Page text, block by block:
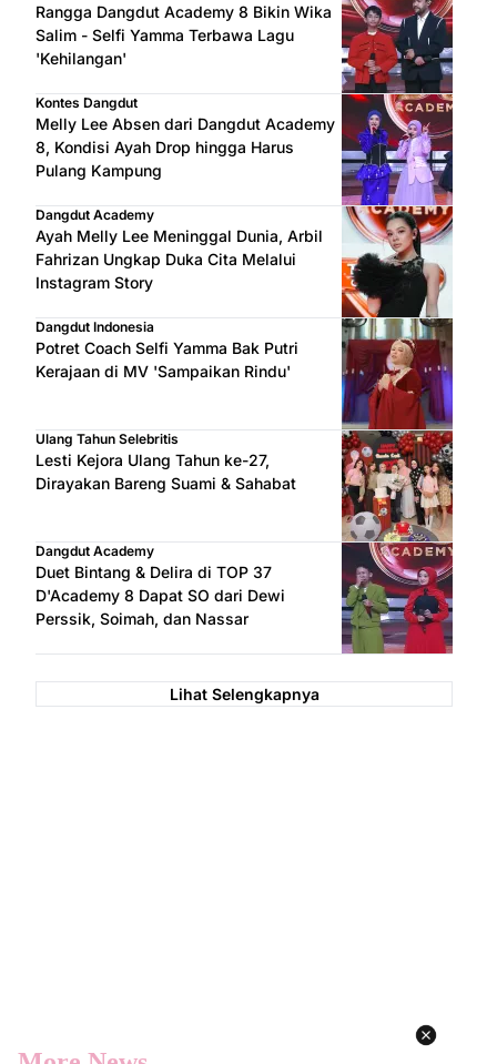
Rangga Dangdut Academy 8 Bikin Wika
Salim - Selfi Yamma Terbawa Lagu
'Kehilangan'
Kontes Dangdut
Melly Lee Absen dari Dangdut Academy
8, Kondisi Ayah Drop hingga Harus
Pulang Kampung
Dangdut Academy
Ayah Melly Lee Meninggal Dunia, Arbil
Fahrizan Ungkap Duka Cita Melalui
Instagram Story
Dangdut Indonesia
Potret Coach Selfi Yamma Bak Putri
Kerajaan di MV 'Sampaikan Rindu'
Ulang Tahun Selebritis
Lesti Kejora Ulang Tahun ke-27,
Dirayakan Bareng Suami & Sahabat
Dangdut Academy
Duet Bintang & Delira di TOP 37
D'Academy 8 Dapat SO dari Dewi
Perssik, Soimah, dan Nassar
Lihat Selengkapnya